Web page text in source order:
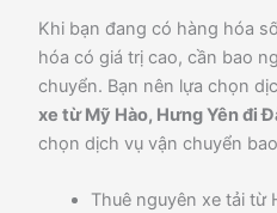
Khi bạn đang có hàng hóa
hóa có giá trị cao, cần bao
chuyển. Bạn nên lựa chọn
xe từ Mỹ Hào, Hưng Yên đi
chọn dịch vụ vận chuyển
Thuê nguyên xe tải từ